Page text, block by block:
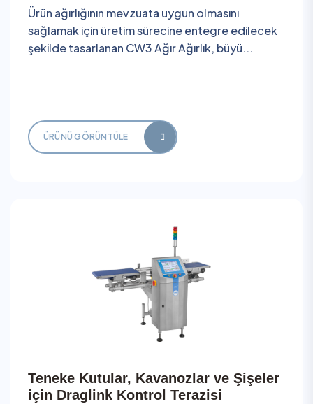
Ürün ağırlığının mevzuata uygun olmasını
sağlamak için üretim sürecine entegre edilecek
şekilde tasarlanan CW3 Ağır Ağırlık, büyü...
ÜRÜNÜ GÖRÜNTÜLE
Teneke Kutular, Kavanozlar ve Şişeler
için Draglink Kontrol Terazisi